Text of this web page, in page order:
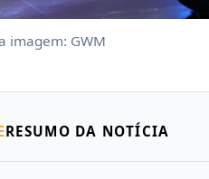
imagem: GWM
RESUMO DA NOTÍCIA